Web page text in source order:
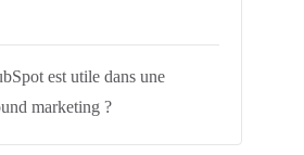
est utile dans une
marketing ?